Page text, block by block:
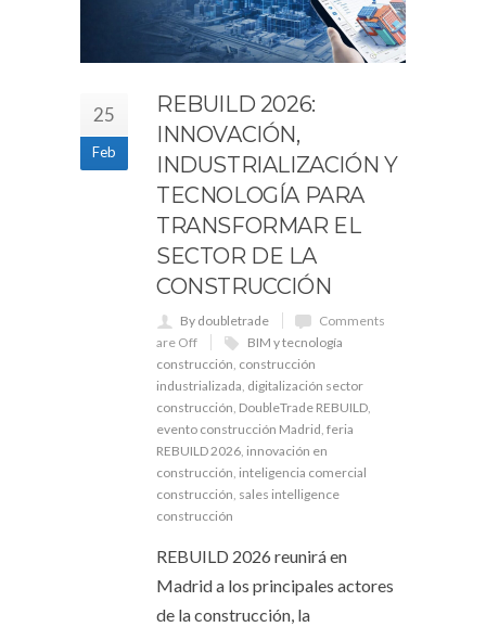
25
Feb
REBUILD 2026:
INNOVACIÓN,
INDUSTRIALIZACIÓN Y
TECNOLOGÍA PARA
TRANSFORMAR EL
SECTOR DE LA
CONSTRUCCIÓN
By doubletrade
Comments
are Off
BIM y tecnología
construcción, construcción
industrializada, digitalización sector
construcción, DoubleTrade REBUILD,
evento construcción Madrid, feria
REBUILD 2026, innovación en
construcción, inteligencia comercial
construcción, sales intelligence
construcción
REBUILD 2026 reunirá en
Madrid a los principales actores
de la construcción, la